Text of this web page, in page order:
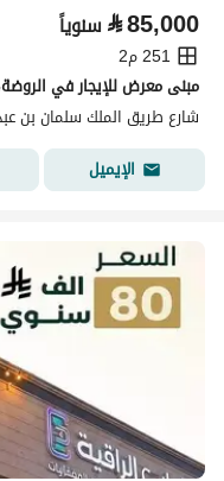
⃁85,000 سنوياً
251 م2
مبنى معرض للإيجار في
شارع طريق الملك سلمان بن
الإيميل